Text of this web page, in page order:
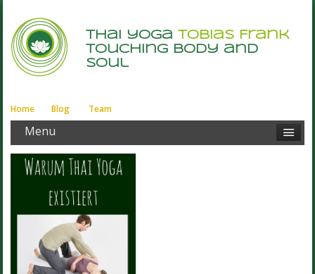
thai yogaTobias Frank
touching body and
soul
Home Blog Team
Menu